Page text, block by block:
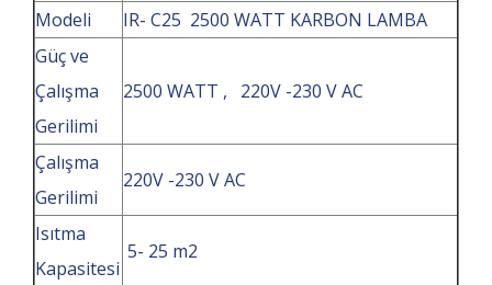
Modeli
IR- C25 2500 WATT KARBON LAMBA
Güç ve
Çalışma
Gerilimi
2500 WATT , 220V -230 V AC
Çalışma
Gerilimi
220V -230 V AC
Isıtma
Kapasitesi
5- 25 m2